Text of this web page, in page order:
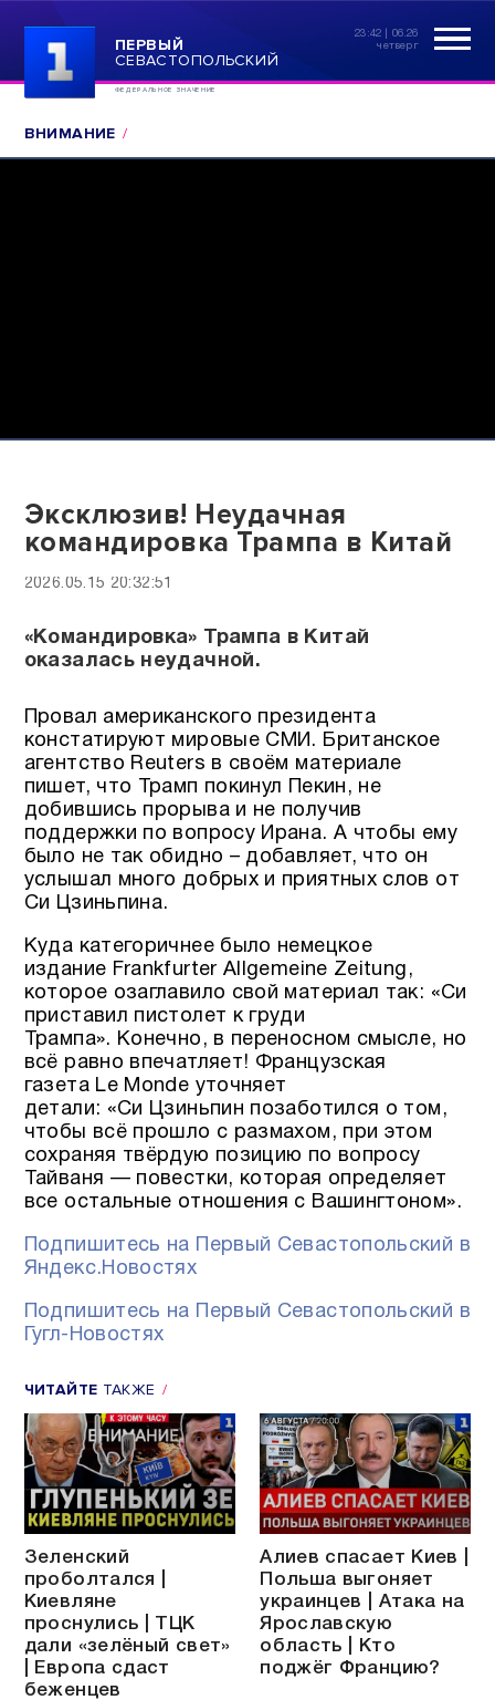
ПЕРВЫЙ
СЕВАСТОПОЛЬСКИЙ
ФЕДЕРАЛЬНОЕ ЗНАЧЕНИЕ
23:42 | 06.26
четверг
ВНИМАНИЕ
Эксклюзив! Неудачная
командировка Трампа в Китай
2026.05.15 20:32:51
«Командировка» Трампа в Китай
оказалась неудачной.
Провал американского президента
констатируют мировые СМИ. Британское
агентство Reuters в своём материале
пишет, что Трамп покинул Пекин, не
добившись прорыва и не получив
поддержки по вопросу Ирана. А чтобы ему
было не так обидно – добавляет, что он
услышал много добрых и приятных слов от
Си Цзиньпина.
Куда категоричнее было немецкое
издание Frankfurter Allgemeine Zeitung,
которое озаглавило свой материал так: «Си
приставил пистолет к груди
Трампа». Конечно, в переносном смысле, но
всё равно впечатляет! Французская
газета Le Monde уточняет
детали: «Си Цзиньпин позаботился о том,
чтобы всё прошло с размахом, при этом
сохраняя твёрдую позицию по вопросу
Тайваня — повестки, которая определяет
все остальные отношения с Вашингтоном».
Подпишитесь на Первый Севастопольский в
Яндекс.Новостях
Подпишитесь на Первый Севастопольский в
Гугл-Новостях
ЧИТАЙТЕ ТАКЖЕ
Зеленский
проболтался |
Киевляне
проснулись | ТЦК
дали «зелёный свет»
| Европа сдаст
беженцев
Алиев спасает Киев |
Польша выгоняет
украинцев | Атака на
Ярославскую
область | Кто
поджёг Францию?